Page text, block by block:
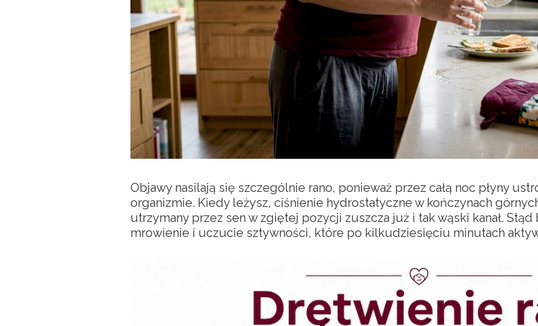
Objawy nasilają się szczególnie rano, ponieważ przez całą noc płyny
organizmie. Kiedy leżysz, ciśnienie hydrostatyczne w kończynach
utrzymany przez sen w zgiętej pozycji zuszcza już i tak wąski kanał.
mrowienie i uczucie sztywności, które po kilkudziesięciu minutach